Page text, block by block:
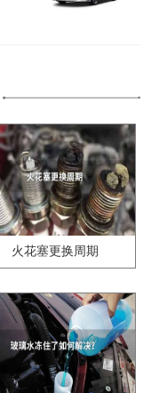
火花塞更换周期